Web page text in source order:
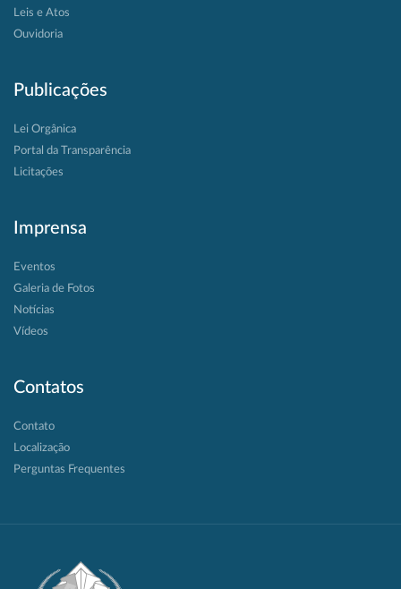
Leis e Atos
Ouvidoria
Publicações
Lei Orgânica
Portal da Transparência
Licitações
Imprensa
Eventos
Galeria de Fotos
Notícias
Vídeos
Contatos
Contato
Localização
Perguntas Frequentes